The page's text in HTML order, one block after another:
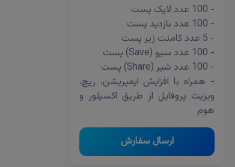
- 100 عدد لایک پست
- 100 عدد بازدید پست
- 5 عدد کامنت زیر پست
- 100 عدد سیو (Save) پست
- 100 عدد شیر (Share) پست
- همراه با افزایش ایمپریشن، ریچ،
ویزیت پروفایل از طریق اکسپلور و
هوم
ارسال سفارش